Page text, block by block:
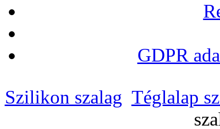
GDPR
Szilikon szalag Téglalap